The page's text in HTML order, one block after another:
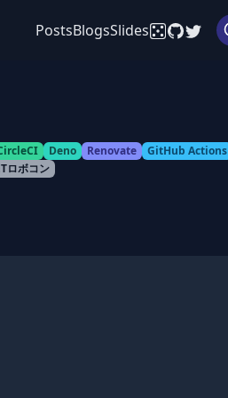
PostsBlogsSlides
Deno Renovate
GitHub Actions
ロボコン